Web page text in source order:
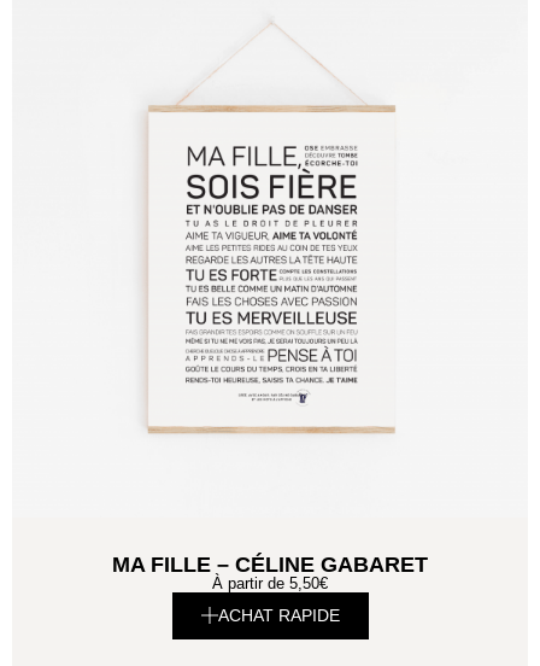
MA FILLE – CÉLINE GABARET
À partir de 5,50€
ACHAT RAPIDE